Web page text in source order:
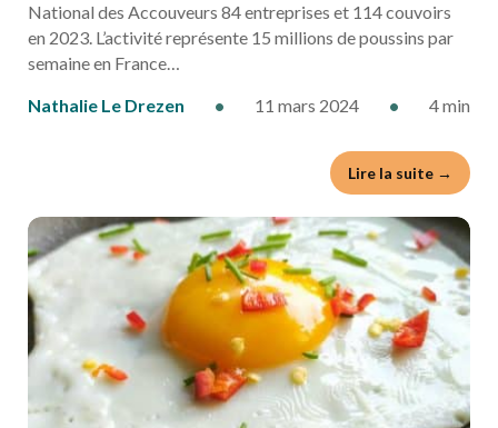
National des Accouveurs 84 entreprises et 114 couvoirs
en 2023. L’activité représente 15 millions de poussins par
semaine en France…
Nathalie Le Drezen
• 11 mars 2024 • 4 min
Lire la suite →